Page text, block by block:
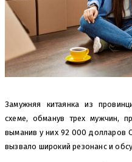
Замужняя китаянка из
схеме, обманув трех мужчин,
выманив у них 92 000 долларов
вызвало широкий резонанс и